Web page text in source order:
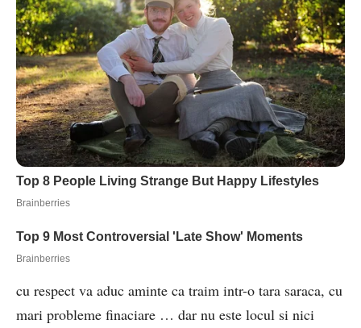
cu respect va aduc aminte ca traim intr-o tara saraca, cu
mari probleme finaciare … dar nu este locul si nici